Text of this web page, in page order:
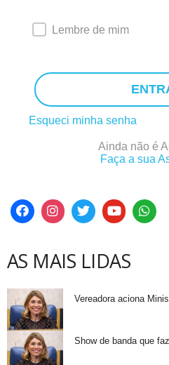
Lembre de mim
Esqueci minha senha
Ainda não é
Faça a sua
AS MAIS LIDAS
Vereadora aciona
Show de banda que